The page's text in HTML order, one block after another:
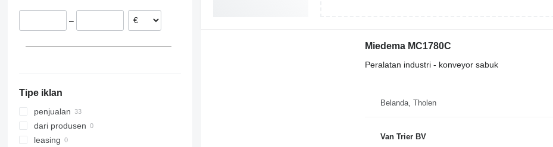
Jerman
–
Tipe iklan
penjualan
dari produsen
leasing
Miedema MC1780C
Peralatan industri - konveyor sabuk
Belanda, Tholen
Van Trier BV